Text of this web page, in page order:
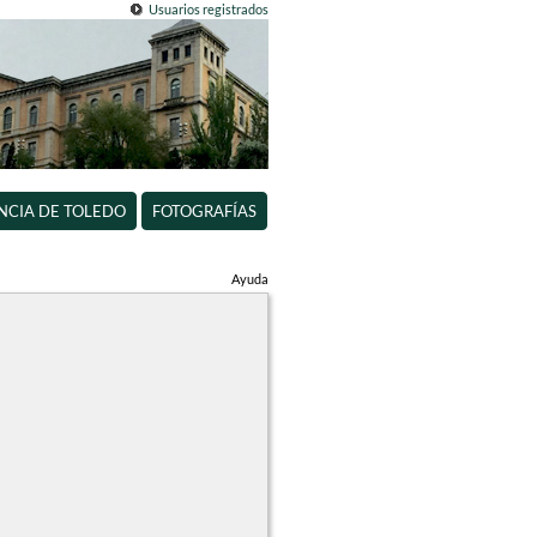
Usuarios registrados
DE TOLEDO FOTOGRAFÍAS
Ayuda